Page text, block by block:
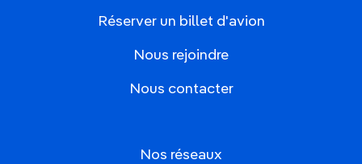
Réserver un billet d'avion
Nous rejoindre
Nous contacter
Nos réseaux